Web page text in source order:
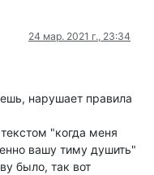
24 мар. 2021 г., 23:34
нарушает правила
"когда меня
вашу тиму душить"
было, так вот